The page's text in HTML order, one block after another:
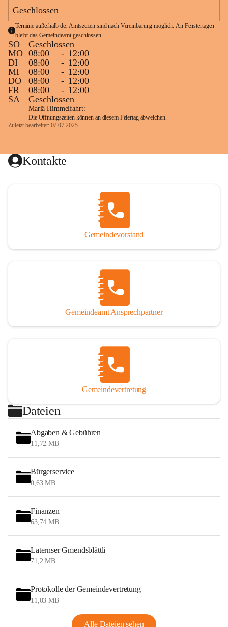
Geschlossen
Termine außerhalb der Amtszeiten sind nach Vereinbarung möglich. An Fenstertagen
bleibt das Gemeindeamt geschlossen.
SO
Geschlossen
MO 08:00 - 12:00
DI
08:00 - 12:00
MI
08:00 - 12:00
DO
08:00 - 12:00
FR
08:00 - 12:00
SA
Geschlossen
Mariä Himmelfahrt:
Die Öffnungszeiten können an diesem Feiertag abweichen.
Zuletzt bearbeitet: 07.07.2025
Kontakte
Gemeindevorstand
Gemeindeamt Ansprechpartner
Gemeindevertretung
Dateien
Abgaben & Gebühren
11,72 MB
Bürgerservice
0,63 MB
Finanzen
63,74 MB
Laternser Gmendsblättli
71,2 MB
Protokolle der Gemeindevertretung
11,03 MB
Alle Dateien sehen